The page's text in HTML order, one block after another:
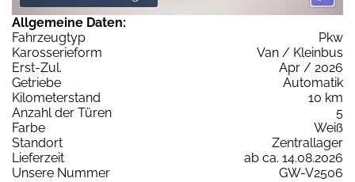
Allgemeine Daten:
Fahrzeugtyp
Pkw
Karosserieform
Van / Kleinbus
Erst-Zul.
Apr / 2026
Getriebe
Automatik
Kilometerstand
10 km
Anzahl der Türen
5
Farbe
Weiß
Standort
Zentrallager
Lieferzeit
ab ca. 14.08.2026
Unsere Nummer
GW-V2506